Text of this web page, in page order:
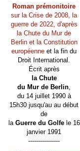
Roman prémonitoire
sur la Crise de 2008, la
guerre de 2022, d'après
la Chute du Mur de
Berlin et la Constitution
européenne et la fin du
Droit International.
Écrit après
la Chute
du Mur de Berlin,
du 14 juillet 1990 à
15h30 jusqu'au au début
de
la Guerre du Golfele 16
janvier 1991
----------------